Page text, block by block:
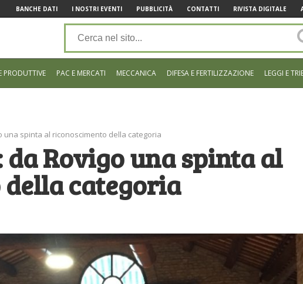
BANCHE DATI I NOSTRI EVENTI PUBBLICITÀ CONTATTI RIVISTA DIGITALE
PRODUTTIVE PAC E MERCATI MECCANICA DIFESA E FERTILIZZAZIONE LEGGI E
una spinta al riconoscimento della categoria
Rovigo una spinta al
categoria